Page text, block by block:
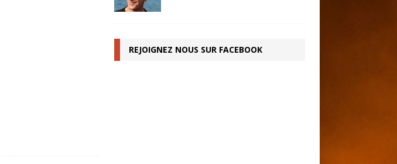
REJOIGNEZ NOUS SUR FACEBOOK